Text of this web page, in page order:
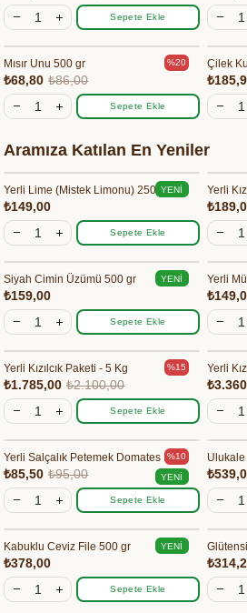
Sepete Ekle
Mısır Unu 500 gr
₺68,80 ₺86,00
Sepete Ekle
%20 Çilek
Aramıza Katılan En Yeniler
Yerli Lime (Mistek Limonu) 250g
₺149,00
Sepete Ekle
YENI
Yerli
Siyah Cimin Üzümü 500 gr
₺159,00
Sepete Ekle
YENI
Yerli
Yerli Kızılcık Paketi - 5 Kg
₺1.785,00 ₺2.100,00
Sepete Ekle
%15 Yerli
Yerli Salçalık Petemek Domates Kg
₺85,50 ₺95,00
Sepete Ekle
%10
YENI
ÜRÜN
Kabuklu Ceviz File 500 gr
₺378,00
Sepete Ekle
YENI